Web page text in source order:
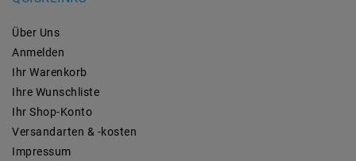
Über Uns
Anmelden
Ihr Warenkorb
Ihre Wunschliste
Ihr Shop-Konto
Versandarten & -kosten
Impressum